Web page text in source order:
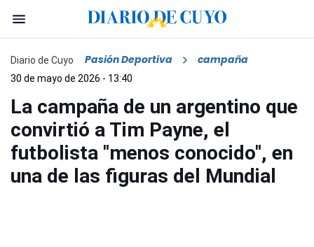
Diario de Cuyo Pasión Deportiva campaña
30 de mayo de 2026 - 13:40
La campaña de un argentino que
convirtió a Tim Payne, el
futbolista "menos conocido", en
una de las figuras del Mundial